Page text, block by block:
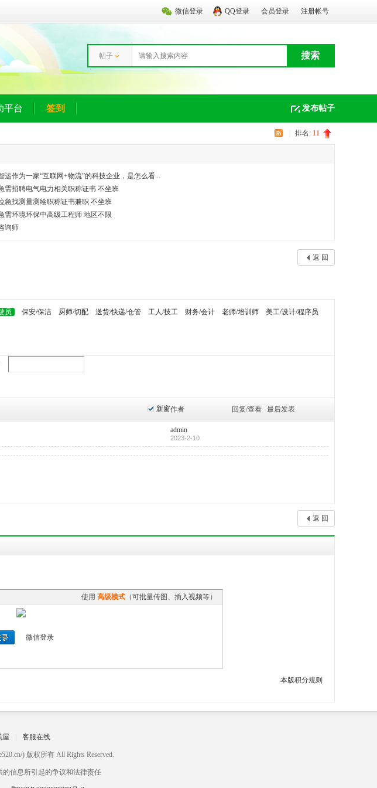
微信登录 QQ登录 会员登录 注册帐号
帖子 搜索
发布帖子
平台 签到
排名: 11
运作为一家“互联网+物流”的科技企业，是怎么看...
需招聘电气电力相关职称证书 不坐班
急找测量测绘职称证书兼职 不坐班
需环境环保中高级工程师 地区不限
询师
返 回
员 保安/保洁 厨师/切配 送货/快递/仓管 工人/技工 财务/会计 老师/培训师
美工/设计/程序员
新窗作者 回复/查看 最后发表
admin
2023-2-10
返 回
使用 高级模式 （可批量传图、插入视频等）
本版积分规则
屋 客服在线
) 版权所有 All Rights Reserved.
信息所引起的争议和法律责任